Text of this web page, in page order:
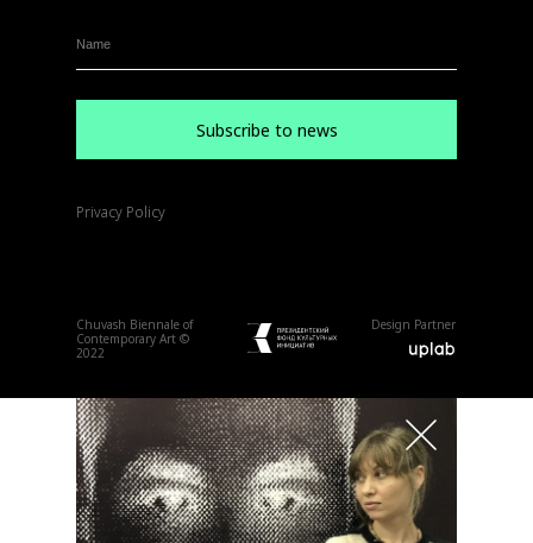
Privacy Policy
Subscribe to news
Chuvash Biennale of
Contemporary Art ©
2022
Design Partner